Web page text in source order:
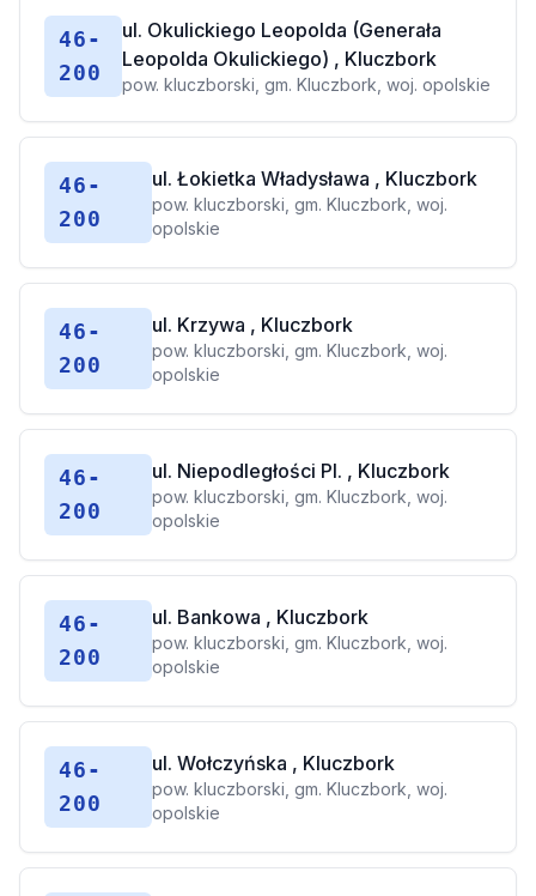
46-
200
ul. Okulickiego Leopolda (Generała
Leopolda Okulickiego) , Kluczbork
pow. kluczborski, gm. Kluczbork, woj. opolskie
46-
200
ul. Łokietka Władysława , Kluczbork
pow. kluczborski, gm. Kluczbork, woj.
opolskie
46-
200
ul. Krzywa , Kluczbork
pow. kluczborski, gm. Kluczbork, woj.
opolskie
46-
200
ul. Niepodległości Pl. , Kluczbork
pow. kluczborski, gm. Kluczbork, woj.
opolskie
46-
200
ul. Bankowa , Kluczbork
pow. kluczborski, gm. Kluczbork, woj.
opolskie
46-
200
ul. Wołczyńska , Kluczbork
pow. kluczborski, gm. Kluczbork, woj.
opolskie